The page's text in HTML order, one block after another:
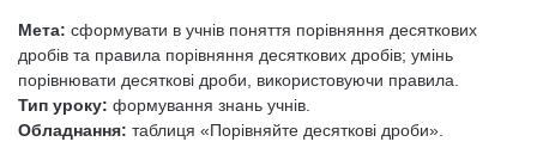
Мета: сформувати в учнів поняття порівняння десяткових
дробів та правила порівняння десяткових дробів; умінь
порівнювати десяткові дроби, використовуючи правила.
Тип уроку: формування знань учнів.
Обладнання: таблиця «Порівняйте десяткові дроби».